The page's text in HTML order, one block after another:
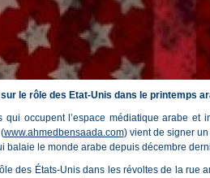
le rôle des Etat-Unis dans le printemps
qui occupent l’espace médiatique arabe et
www.ahmedbensaada.com) vient de signer
balaie le monde arabe depuis décembre
des États-Unis dans les révoltes de la rue